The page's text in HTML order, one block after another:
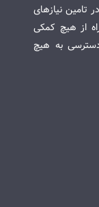
تامین نیازهای
از هیچ کمکی
دسترسی به هیچ